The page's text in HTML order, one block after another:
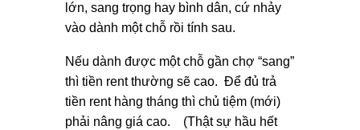
lớn, sang trọng hay bình dân, cứ nhảy
vào dành một chỗ rồi tính sau.
Nếu dành được một chỗ gần chợ “sang”
thì tiền rent thường sẽ cao. Để đủ trả
tiền rent hàng tháng thì chủ tiệm (mới)
phải nâng giá cao. (Thật sự hầu hết